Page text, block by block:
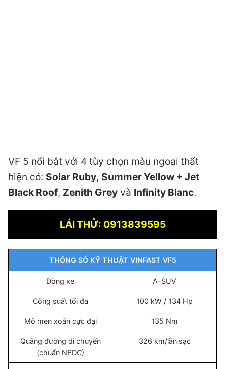
VF 5 nổi bật với 4 tùy chọn màu ngoại thất
hiện có: Solar Ruby, Summer Yellow + Jet
Black Roof, Zenith Grey và Infinity Blanc.
LÁI THỬ: 0913839595
THÔNG SỐ KỸ THUẬT VINFAST VF5
Dòng xe A-SUV
Công suất tối đa 100 kW / 134 Hp
Mô men xoắn cực đại 135 Nm
Quãng đường di chuyển
(chuẩn NEDC)
326 km/lần sạc